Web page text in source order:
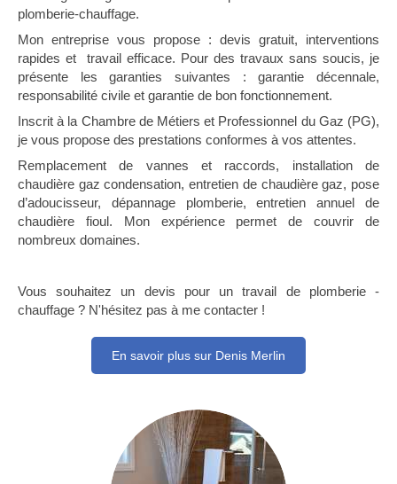
plomberie-chauffage.
Mon entreprise vous propose : devis gratuit, interventions
rapides et travail efficace. Pour des travaux sans soucis, je
présente les garanties suivantes : garantie décennale,
responsabilité civile et garantie de bon fonctionnement.
Inscrit à la Chambre de Métiers et Professionnel du Gaz (PG),
je vous propose des prestations conformes à vos attentes.
Remplacement de vannes et raccords, installation de
chaudière gaz condensation, entretien de chaudière gaz, pose
d’adoucisseur, dépannage plomberie, entretien annuel de
chaudière fioul. Mon expérience permet de couvrir de
nombreux domaines.
Vous souhaitez un devis pour un travail de plomberie -
chauffage ? N'hésitez pas à me contacter !
En savoir plus sur Denis Merlin